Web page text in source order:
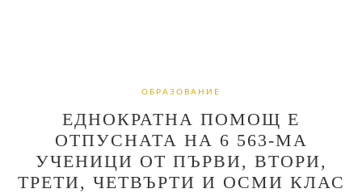
ОБРАЗОВАНИЕ
ЕДНОКРАТНА ПОМОЩ Е
ОТПУСНАТА НА 6 563-МА
УЧЕНИЦИ ОТ ПЪРВИ, ВТОРИ,
ТРЕТИ, ЧЕТВЪРТИ И ОСМИ КЛАС